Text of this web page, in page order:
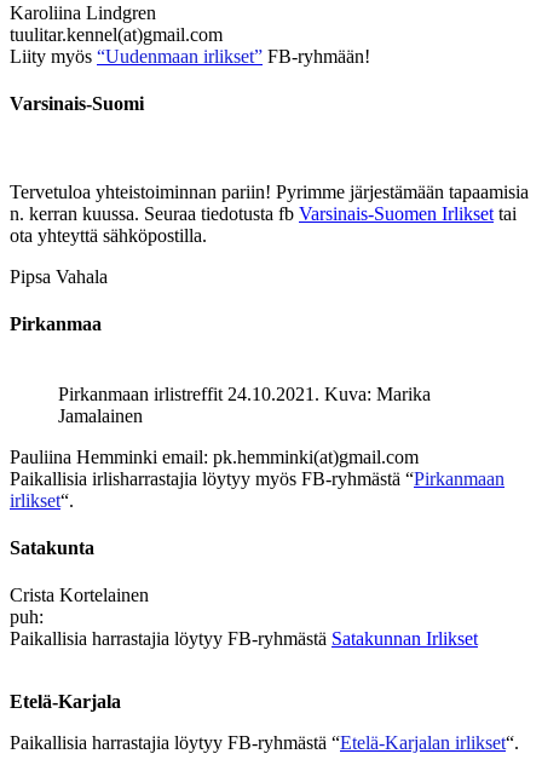
Karoliina Lindgren
tuulitar.kennel(at)gmail.com
Liity myös “Uudenmaan irlikset” FB-ryhmään!
Varsinais-Suomi
Tervetuloa yhteistoiminnan pariin! Pyrimme järjestämään tapaamisia
n. kerran kuussa. Seuraa tiedotusta fb Varsinais-Suomen Irlikset tai
ota yhteyttä sähköpostilla.
Pipsa Vahala
Pirkanmaa
Pirkanmaan irlistreffit 24.10.2021. Kuva: Marika
Jamalainen
Pauliina Hemminki email: pk.hemminki(at)gmail.com
Paikallisia irlisharrastajia löytyy myös FB-ryhmästä “Pirkanmaan
irlikset“.
Satakunta
Crista Kortelainen
puh:
Paikallisia harrastajia löytyy FB-ryhmästä Satakunnan Irlikset
Etelä-Karjala
Paikallisia harrastajia löytyy FB-ryhmästä “Etelä-Karjalan irlikset“.